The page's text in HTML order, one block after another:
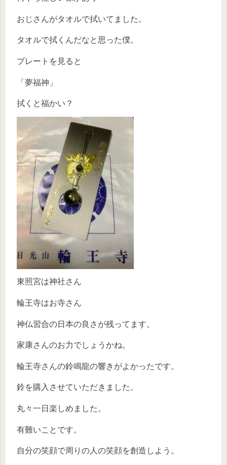
おじさんがタオルで拭いてました。
タオルで拭くんだなと思った僕。
プレートを見ると
「夢福神」
拭くと福かい？
東照宮は神社さん
輪王寺はお寺さん
神仏習合の日本の良さが残ってます。
家康さんのお力でしょうかね。
輪王寺さんの鈴鳴龍の響きがよかったです。
鈴を購入させていただきました。
丸々一日楽しめました。
有難いことです。
自分の笑顔で周りの人の笑顔を創造しよう。